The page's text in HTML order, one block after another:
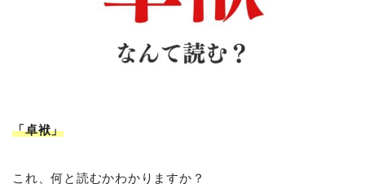
「卓袱」
これ、何と読むかわかりますか？